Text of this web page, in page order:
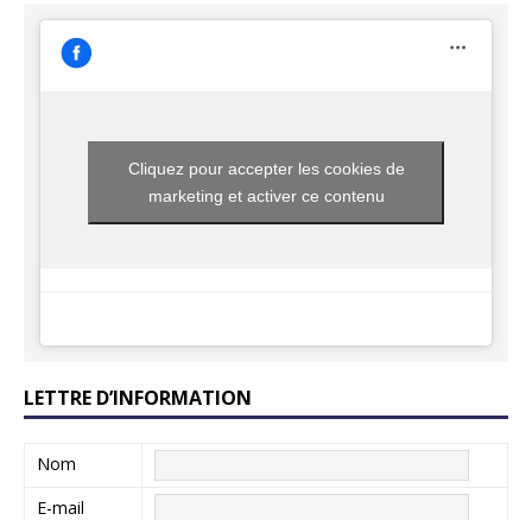
Cliquez pour accepter les cookies de
marketing et activer ce contenu
LETTRE D’INFORMATION
Nom
E-mail